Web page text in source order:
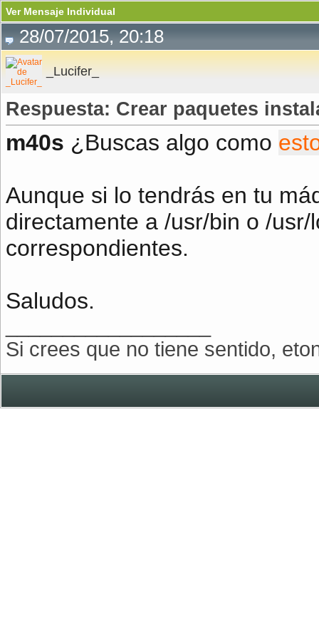
Ver Mensaje Individual
28/07/2015, 20:18
_Lucifer_
Respuesta: Crear paquetes
m40s ¿Buscas algo como
Aunque si lo tendrás en tu
directamente a /usr/bin o /
correspondientes.
Saludos.
Si crees que no tiene sentido,